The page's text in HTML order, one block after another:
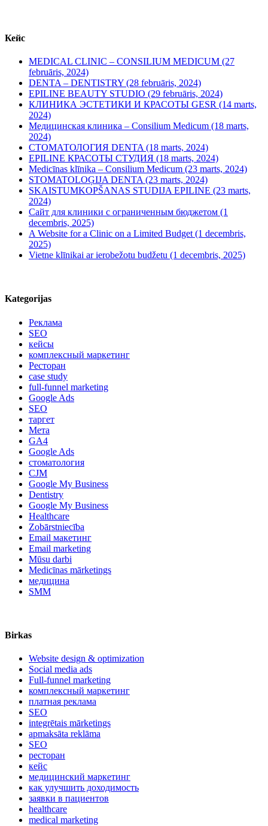
Кейс
MEDICAL CLINIC – CONSILIUM MEDICUM (27
februāris, 2024)
DENTA – DENTISTRY (28 februāris, 2024)
EPILINE BEAUTY STUDIO (29 februāris, 2024)
КЛИНИКА ЭСТЕТИКИ И КРАСОТЫ GESR (14 marts,
2024)
Медицинская клиника – Consilium Medicum (18 marts,
2024)
СТОМАТОЛОГИЯ DENTA (18 marts, 2024)
EPILINE КРАСОТЫ СТУДИЯ (18 marts, 2024)
Medicīnas klīnika – Consilium Medicum (23 marts, 2024)
STOMATOLOĢIJA DENTA (23 marts, 2024)
SKAISTUMKOPŠANAS STUDIJA EPILINE (23 marts,
2024)
Сайт для клиники с ограниченным бюджетом (1
decembris, 2025)
A Website for a Clinic on a Limited Budget (1 decembris,
2025)
Vietne klīnikai ar ierobežotu budžetu (1 decembris, 2025)
Kategorijas
Реклама
SEO
кейсы
комплексный маркетинг
Ресторан
case study
full-funnel marketing
Google Ads
SEO
таргет
Мета
GA4
Google Ads
стоматология
CJM
Google My Business
Dentistry
Google My Business
Healthcare
Zobārstniecība
Email макетинг
Email marketing
Mūsu darbi
Medicīnas mārketings
медицина
SMM
Birkas
Website design & optimization
Social media ads
Full-funnel marketing
комплексный маркетинг
платная реклама
SEO
integrētais mārketings
apmaksāta reklāma
SEO
ресторан
кейс
медицинский маркетинг
как улучшить доходимость
заявки в пациентов
healthcare
medical marketing